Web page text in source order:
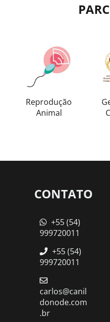
Reprodução
Animal
CONTATO
+55 (54)
999720011
+55 (54)
999720011
carlos@canil
donode.com
.br